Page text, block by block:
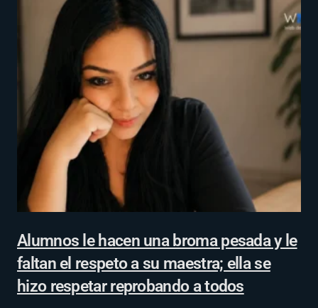
Alumnos le hacen una broma pesada y le
faltan el respeto a su maestra; ella se
hizo respetar reprobando a todos